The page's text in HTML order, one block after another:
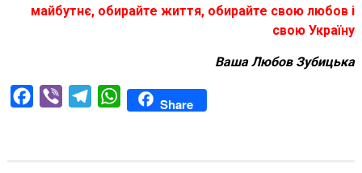
майбутнє, обирайте життя, обирайте свою любов і
свою Україну
Ваша Любов Зубицька
Facebook
Viber TelegramWhatsAppShare